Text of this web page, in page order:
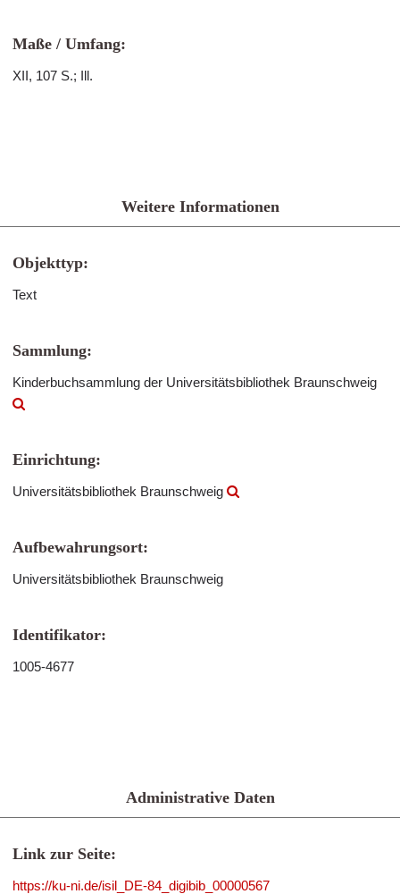
Maße / Umfang:
XII, 107 S.; Ill.
Weitere Informationen
Objekttyp:
Text
Sammlung:
Kinderbuchsammlung der Universitätsbibliothek Braunschweig
Einrichtung:
Universitätsbibliothek Braunschweig
Aufbewahrungsort:
Universitätsbibliothek Braunschweig
Identifikator:
1005-4677
Administrative Daten
Link zur Seite:
https://ku-ni.de/isil_DE-84_digibib_00000567